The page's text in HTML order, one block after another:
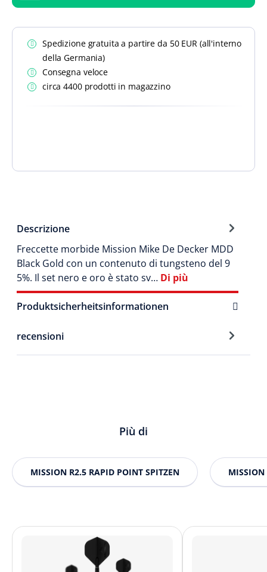
Descrizione
Freccette morbide Mission Mike De Decker MDD
Black Gold con un contenuto di tungsteno del 9
5%. Il set nero e oro è stato sv… Di più
Produktsicherheitsinformationen
recensioni
Spedizione gratuita a partire da 50 EUR (all'interno
della Germania)
Consegna veloce
circa 4400 prodotti in magazzino
Più di
MISSION R2.5 RAPID POINT SPITZEN MISSION